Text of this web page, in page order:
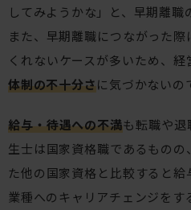
してみようかな」と、早期離職
また、早期離職につながった
くれないケースが多いため、経
体制の不十分さに気づかないの
給与・待遇への不満も転職や退
生士は国家資格職であるもの
た他の国家資格と比較すると
業種へのキャリアチェンジをす